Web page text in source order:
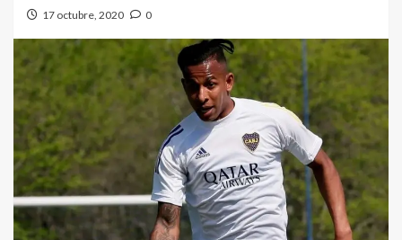
17 octubre, 2020 0